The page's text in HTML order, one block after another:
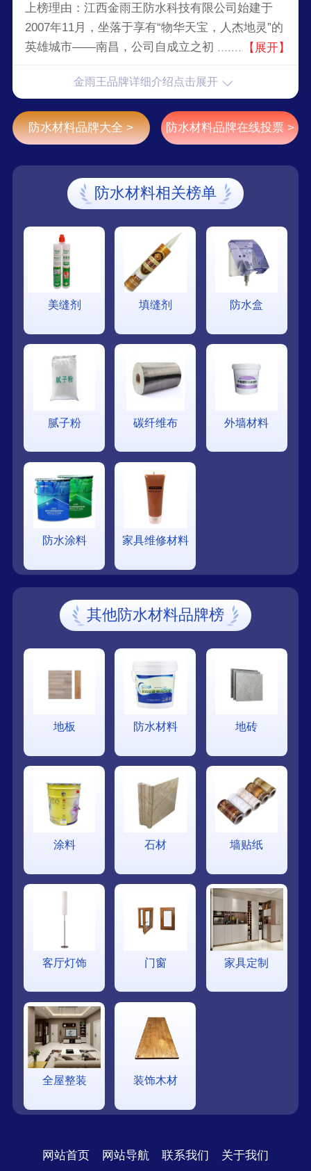
上榜理由：江西金雨王防水科技有限公司始建于
2007年11月，坐落于享有“物华天宝，人杰地灵”的
英雄城市——南昌，公司自成立之初，就以为客户
标，肩负中国防水行业责任。树立世界防水行业标
积累与沉淀，江西金雨王防水科技有限公司迅速发
展成为一家集投资、建筑材料生产销售施工服务咨
询为一体的专业化、规模化的大型集团公司，产品
有防水材料、建筑涂料、干粉砂浆、保温材料等。
【展开】
金雨王品牌详细介绍点击展开
防水材料品牌大全 > 防水材料品牌在线投票 >
防水材料相关榜单
美缝剂 填缝剂 防水盒
腻子粉 碳纤维布 外墙材料
防水涂料 家具维修材料
其他防水材料品牌榜
地板 防水材料 地砖
涂料 石材 墙贴纸
客厅灯饰 门窗 家具定制
全屋整装 装饰木材
网站首页 网站导航 联系我们 关于我们